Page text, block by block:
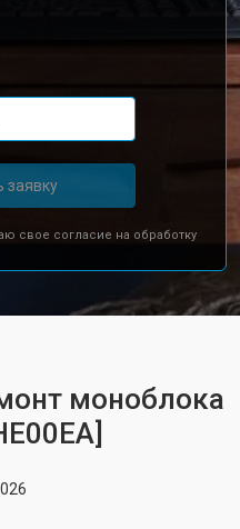
заявку
свое согласие на обработку
моноблока